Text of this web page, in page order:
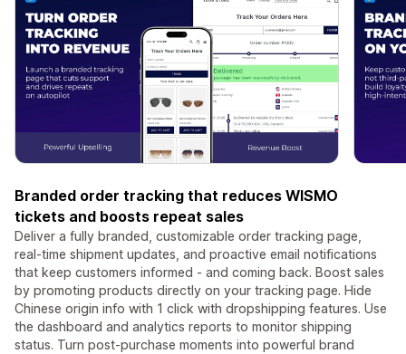
Branded order tracking that reduces WISMO
tickets and boosts repeat sales
Deliver a fully branded, customizable order tracking page,
real-time shipment updates, and proactive email notifications
that keep customers informed - and coming back. Boost sales
by promoting products directly on your tracking page. Hide
Chinese origin info with 1 click with dropshipping features. Use
the dashboard and analytics reports to monitor shipping
status. Turn post-purchase moments into powerful brand